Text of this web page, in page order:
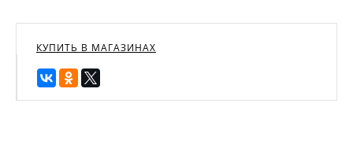
КУПИТЬ В МАГАЗИНАХ